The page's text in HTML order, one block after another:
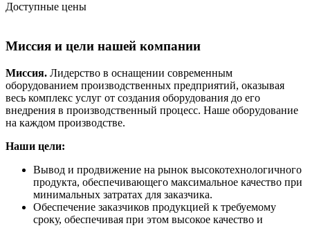
Доступные цены
Миссия и цели нашей компании
Миссия. Лидерство в оснащении современным
оборудованием производственных предприятий, оказывая
весь комплекс услуг от создания оборудования до его
внедрения в производственный процесс. Наше оборудование
на каждом производстве.
Наши цели:
Вывод и продвижение на рынок высокотехнологичного
продукта, обеспечивающего максимальное качество при
минимальных затратах для заказчика.
Обеспечение заказчиков продукцией к требуемому
сроку, обеспечивая при этом высокое качество и